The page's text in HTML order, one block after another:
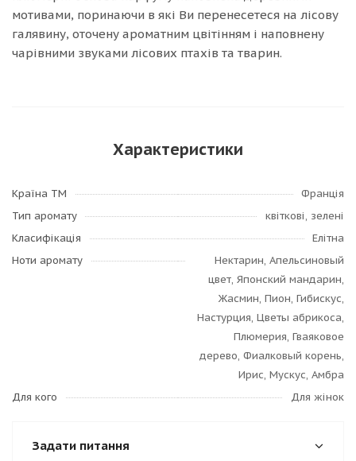
мотивами, поринаючи в які Ви перенесетеся на лісову
галявину, оточену ароматним цвітінням і наповнену
чарівними звуками лісових птахів та тварин.
Характеристики
Країна ТМ
Франція
Тип аромату
квіткові, зелені
Класифікація
Елітна
Ноти аромату
Нектарин, Апельсиновый
цвет, Японский мандарин,
Жасмин, Пион, Гибискус,
Настурция, Цветы абрикоса,
Плюмерия, Гваяковое
дерево, Фиалковый корень,
Ирис, Мускус, Амбра
Для кого
Для жінок
Задати питання